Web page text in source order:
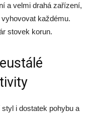
a velmi drahá zařízení,
každému.
stovek korun.
i dostatek pohybu a